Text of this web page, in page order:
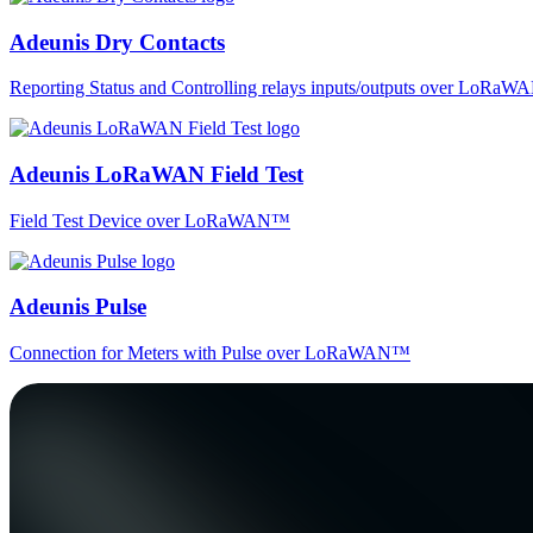
Adeunis Dry Contacts
Reporting Status and Controlling relays inputs/outputs over
Adeunis LoRaWAN Field Test
Field Test Device over LoRaWAN™
Adeunis Pulse
Connection for Meters with Pulse over LoRaWAN™